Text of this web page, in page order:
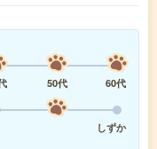
50代
60代
しずか